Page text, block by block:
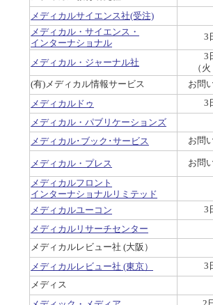
メディカルサイエンス社(受注)
メディカル・サイエンス・
インターナショナル
3
メディカル・ジャーナル社
3
（
(有)メディカル情報サービス
お問
メディカルドゥ
3
メディカル・パブリケーションズ
メディカル･ブック･サービス
お問
メディカル・プレス お問
メディカルフロント
インターナショナルリミテッド
メディカルユーコン
3
メディカルリサーチセンター
メディカルレビュー社 (大阪）
メディカルレビュー社 (東京）
3
メディス